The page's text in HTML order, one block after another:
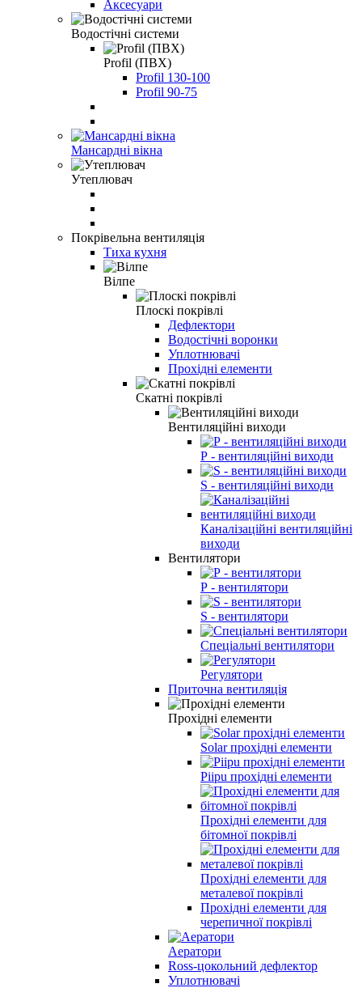
Аксесуари
Водостічні системи
Profil (ПВХ)
Profil 130-100
Profil 90-75
Мансардні вікна
Утеплювач
Покрівельна вентиляція
Тиха кухня
Вілпе
Плоскі покрівлі
Дефлектори
Водостічні воронки
Уплотнювачі
Прохідні елементи
Скатні покрівлі
Вентиляційні виходи
Р - вентиляційні виходи
S - вентиляційні виходи
Каналізаційні вентиляційні
виходи
Вентилятори
Р - вентилятори
S - вентилятори
Спеціальні вентилятори
Регулятори
Приточна вентиляція
Прохідні елементи
Solar прохідні елементи
Piipu прохідні елементи
Прохідні елементи для
бітомної покрівлі
Прохідні елементи для
металевої покрівлі
Прохідні елементи для
черепичної покрівлі
Аератори
Ross-цокольний дефлектор
Уплотнювачі